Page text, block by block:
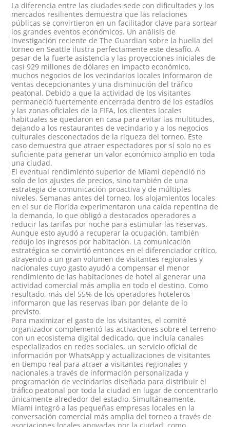
La diferencia entre las ciudades sede con dificultades y los
mercados resilientes demuestra que las relaciones
públicas se convirtieron en un facilitador clave para sortear
los grandes eventos económicos. Un análisis de
investigación reciente de The Guardian sobre la huella del
torneo en Seattle ilustra perfectamente este desafío. A
pesar de la fuerte asistencia y las proyecciones iniciales de
casi929 millones de dólares en impacto económico,
muchos negocios de los vecindarios locales informaron de
ventas decepcionantes y una disminución del tráfico
peatonal. Debido a que la actividad de los visitantes
permaneció fuertemente encerrada dentro de los estadios
y las zonas oficiales de la FIFA, los clientes locales
habituales se quedaron en casa para evitar las multitudes,
dejando a los restaurantes de vecindario y a los negocios
culturales desconectados de la riqueza del torneo. Este
caso demuestra que atraer espectadores por sí solo no es
suficiente para generar un valor económico amplio en toda
una ciudad.
El eventual rendimiento superior de Miami dependió no
solo de los ajustes de precios, sino también de una
estrategia de comunicación proactiva y de múltiples
niveles. Semanas antes del torneo, los alojamientos locales
en el sur de Florida experimentaron una caída repentina de
la demanda, lo que obligó a destacados operadores a
reducir las tarifas por noche para estimular las reservas.
Aunque esto ayudó a recuperar la ocupación, también
redujo los ingresos por habitación. La comunicación
estratégica se convirtió entonces en el diferenciador crítico,
atrayendo a un gran volumen de visitantes regionales y
nacionales cuyo gasto ayudó a compensar el menor
rendimiento de las habitaciones de hotel al generar una
actividad comercial más amplia en todo el destino. Como
resultado, más del 55% de los operadores hoteleros
informaron que las reservas iban por delante de lo
previsto.
Para maximizar el gasto de los visitantes, el comité
organizador complementó las activaciones sobre el terreno
con un ecosistema digital dedicado, que incluía canales
especializados en redes sociales, un servicio oficial de
información por WhatsApp y actualizaciones de visitantes
en tiempo real para atraer a visitantes regionales y
nacionales a través de información personalizada y
programación de vecindarios diseñada para distribuir el
tráfico peatonal por toda la ciudad en lugar de concentrarlo
únicamente alrededor del estadio. Simultáneamente,
Miami integró a las pequeñas empresas locales en la
conversación comercial más amplia del torneo a través de